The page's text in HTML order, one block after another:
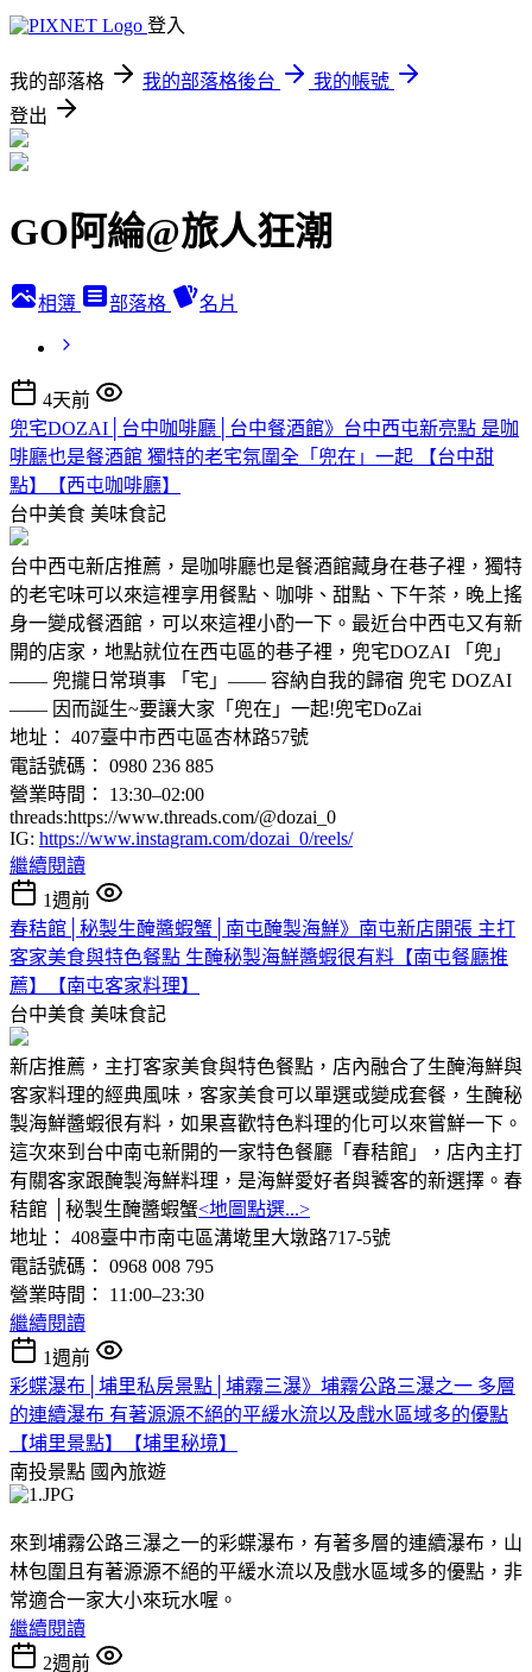
登入
我的部落格 我的部落格後台
我的帳號
登出
GO阿綸@旅人狂潮
相簿 部落格 名片
4天前
兜宅DOZAI│台中咖啡廳│台中餐酒館》台中西屯新亮點 是咖
啡廳也是餐酒館 獨特的老宅氛圍全「兜在」一起 【台中甜
點】【西屯咖啡廳】
台中美食 美味食記
台中西屯新店推薦，是咖啡廳也是餐酒館藏身在巷子裡，獨特
的老宅味可以來這裡享用餐點、咖啡、甜點、下午茶，晚上搖
身一變成餐酒館，可以來這裡小酌一下。最近台中西屯又有新
開的店家，地點就位在西屯區的巷子裡，兜宅DOZAI 「兜」
—— 兜攏日常瑣事 「宅」—— 容納自我的歸宿 ​​兜宅 DOZAI
—— 因而誕生~要讓大家「兜在」一起!兜宅DoZai
地址： 407臺中市西屯區杏林路57號
電話號碼： 0980 236 885
營業時間： 13:30–02:00
threads:https://www.threads.com/@dozai_0
IG: https://www.instagram.com/dozai_0/reels/
繼續閱讀
1週前
春秸館│秘製生醃醬蝦蟹│南屯醃製海鮮》南屯新店開張 主打
客家美食與特色餐點 生醃秘製海鮮醬蝦很有料【南屯餐廳推
薦】【南屯客家料理】
台中美食 美味食記
新店推薦，主打客家美食與特色餐點，店內融合了生醃海鮮與
客家料理的經典風味，客家美食可以單選或變成套餐，生醃秘
製海鮮醬蝦很有料，如果喜歡特色料理的化可以來嘗鮮一下。
這次來到台中南屯新開的一家特色餐廳「春秸館」，店內主打
有關客家跟醃製海鮮料理，是海鮮愛好者與饕客的新選擇。春
秸館 │秘製生醃醬蝦蟹<地圖點選...>
地址： 408臺中市南屯區溝墘里大墩路717-5號
電話號碼： 0968 008 795
營業時間： 11:00–23:30
繼續閱讀
1週前
彩蝶瀑布│埔里私房景點│埔霧三瀑》埔霧公路三瀑之一 多層
的連續瀑布 有著源源不絕的平緩水流以及戲水區域多的優點
【埔里景點】【埔里秘境】
南投景點 國內旅遊
來到埔霧公路三瀑之一的彩蝶瀑布，有著多層的連續瀑布，山
林包圍且有著源源不絕的平緩水流以及戲水區域多的優點，非
常適合一家大小來玩水喔。
繼續閱讀
2週前